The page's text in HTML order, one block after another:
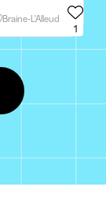
Braine-L'Alleud
1